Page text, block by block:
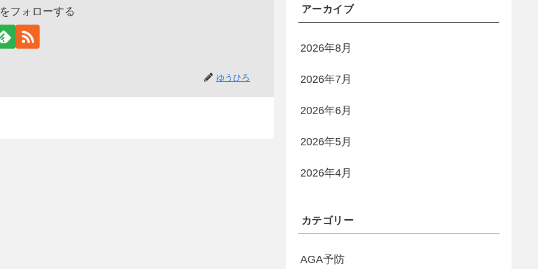
フォローする
ゆうひろ
アーカイブ
2026年8月
2026年7月
2026年6月
2026年5月
2026年4月
カテゴリー
AGA予防